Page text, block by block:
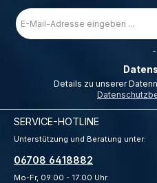
E-
Mail-
Adresse
SERVICE-HOTLINE
Unterstützung und Beratung unter:
06708 6418882
Mo-Fr, 09:00 - 17:00 Uhr